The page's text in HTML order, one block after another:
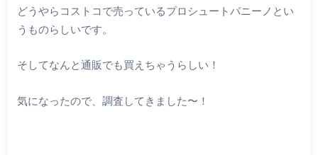
どうやらコストコで売っているプロシュートパニーノとい
うものらしいです。
そしてなんと通販でも買えちゃうらしい！
気になったので、調査してきました〜！